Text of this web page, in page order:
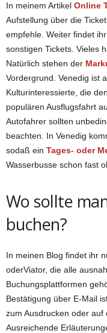
In meinem Artikel Online
Aufstellung über die
empfehle. Weiter findet
sonstigen Tickets. Vieles
Natürlich stehen der
Vordergrund. Venedig ist
Kulturinteressierte, die
populären Ausflugsfahrt
Autofahrer sollten
beachten. In Venedig
sodaß ein Tages- oder
Wasserbusse schon fast
Wo sollte
buchen?
In meinen Blog findet ihr
oderViator, die alle
Buchungsplattformen
Bestätigung über E-Mail
zum Ausdrucken oder auf
Ausreichende